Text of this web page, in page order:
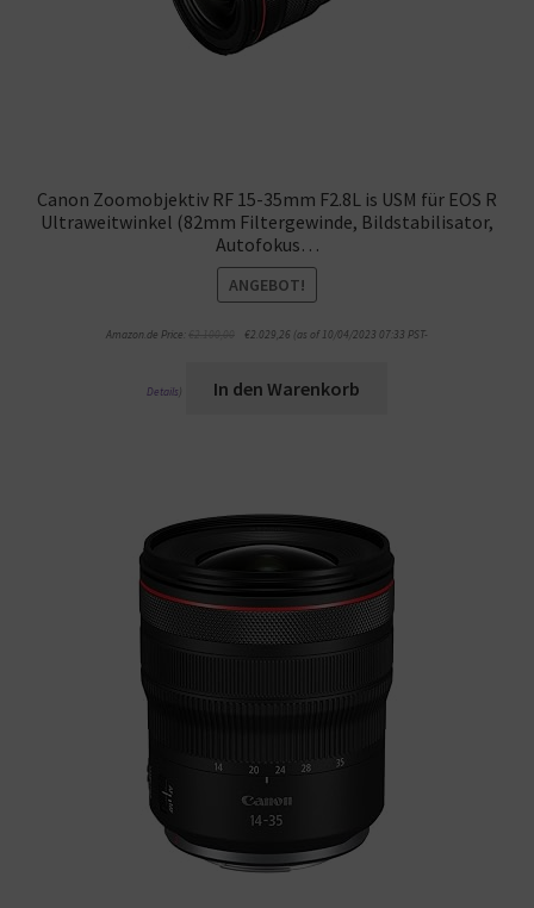
Canon Zoomobjektiv RF 15-35mm F2.8L is USM für EOS R
Ultraweitwinkel (82mm Filtergewinde, Bildstabilisator,
Autofokus…
ANGEBOT!
Amazon.de Price: €2.029,26 (as of 10/04/2023 07:33 PST-
Details In den Warenkorb